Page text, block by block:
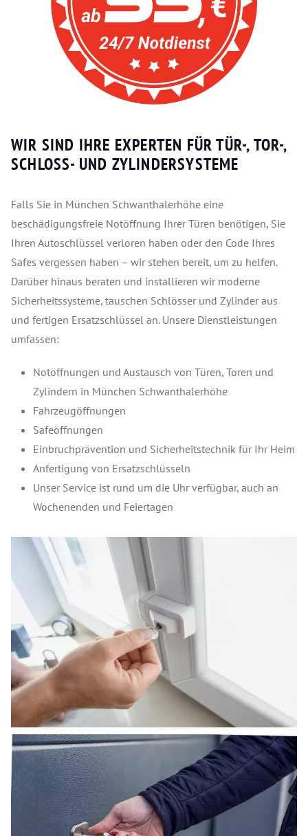
WIR SIND IHRE EXPERTEN FÜR TÜR-, TOR-,
SCHLOSS- UND ZYLINDERSYSTEME
Falls Sie in München Schwanthalerhöhe eine
beschädigungsfreie Notöffnung Ihrer Türen benötigen, Sie
Ihren Autoschlüssel verloren haben oder den Code Ihres
Safes vergessen haben – wir stehen bereit, um zu helfen.
Darüber hinaus beraten und installieren wir moderne
Sicherheitssysteme, tauschen Schlösser und Zylinder aus
und fertigen Ersatzschlüssel an. Unsere Dienstleistungen
umfassen:
Notöffnungen und Austausch von Türen, Toren und
Zylindern in München Schwanthalerhöhe
Fahrzeugöffnungen
Safeöffnungen
Einbruchprävention und Sicherheitstechnik für Ihr Heim
Anfertigung von Ersatzschlüsseln
Unser Service ist rund um die Uhr verfügbar, auch an
Wochenenden und Feiertagen